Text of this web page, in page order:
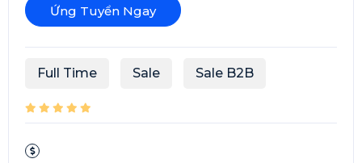
Ứng Tuyển Ngay
Full Time Sale Sale B2B